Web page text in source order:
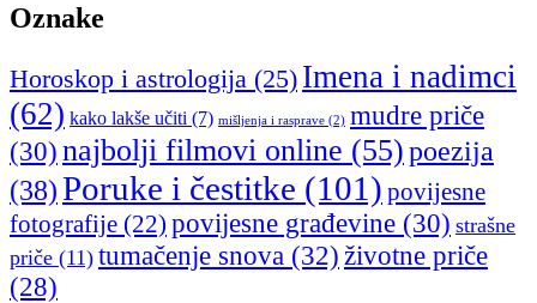
Oznake
Horoskop i astrologija (25) Imena i nadimci
(62) kako lakše učiti (7) mišljenja i rasprave (2) mudre priče
(30) najbolji filmovi online (55)poezija
(38)Poruke i čestitke (101) povijesne
fotografije (22) povijesne građevine (30) strašne
priče (11) tumačenje snova (32) životne priče
(28)